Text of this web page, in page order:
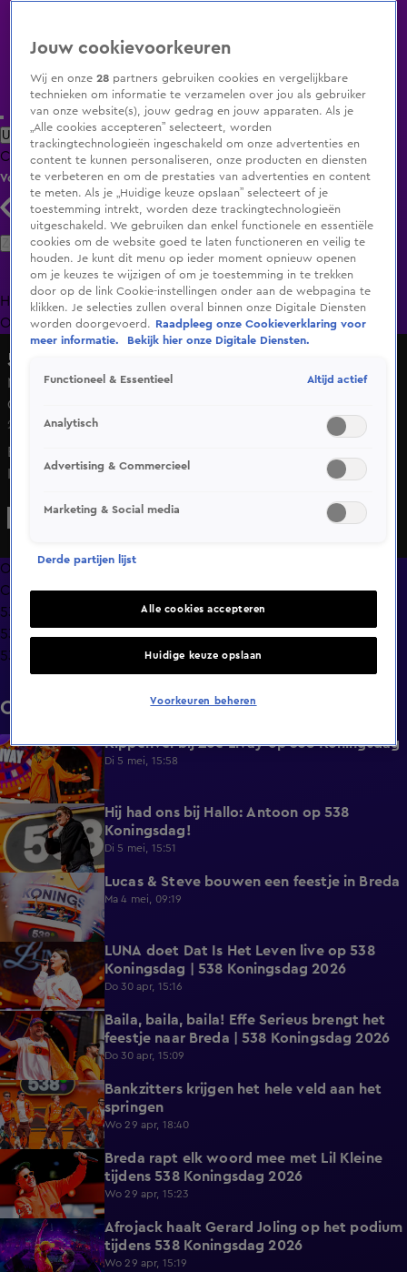
Uitzending Gemist Populaire programma's Zenders Genres
ClipsFilmsRadioSmart TV inlogShop
Volg KIJK
Zoeken
HomeUitzending Gemist Programma's De Bondgenoten
OranjezomerLivestreamsShop
538 Koningsdag
Magisch moment: Davina Michelle’s stem galmt over het
Chasséveld!
27 apr 2025, 16:31
Ervaar het magische moment van Davina Michelle op 538
Koningsdag! Haar betoverende stem zorgde voor
haar indrukwekkende optreden nu op 538.nl!
Overzicht
Clips
538 Koningsdag 2026
538 Koningsdag 2025
538 Koningsdag 2024
Clips
3:01 Kippenvel bij Zoë Livay op 538 Koningsdag
Di 5 mei, 15:58
6:06
Hij had ons bij Hallo: Antoon op 538
Koningsdag!
Di 5 mei, 15:51
20:00 Lucas & Steve bouwen een feestje in Breda
Ma 4 mei, 09:19
3:21
LUNA doet Dat Is Het Leven live op 538
Koningsdag | 538 Koningsdag 2026
Do 30 apr, 15:16
11:57
Baila, baila, baila! Effe Serieus brengt het
feestje naar Breda | 538 Koningsdag 2026
Do 30 apr, 15:09
10:15
Bankzitters krijgen het hele veld aan het
springen
Wo 29 apr, 18:40
19:33
Breda rapt elk woord mee met Lil Kleine
tijdens 538 Koningsdag 2026
Wo 29 apr, 15:23
7:06
Afrojack haalt Gerard Joling op het podium
tijdens 538 Koningsdag 2026
Wo 29 apr, 15:19
Jouw cookievoorkeuren
Wij en onze28 partners gebruiken cookies en vergelijkbare
technieken om informatie te verzamelen over jou als gebruiker
van onze website(s), jouw gedrag en jouw apparaten. Als je
„Alle cookies accepteren” selecteert, worden
trackingtechnologieën ingeschakeld om onze advertenties en
content te kunnen personaliseren, onze producten en diensten
te verbeteren en om de prestaties van advertenties en content
te meten. Als je „Huidige keuze opslaan” selecteert of je
toestemming intrekt, worden deze trackingtechnologieën
uitgeschakeld. We gebruiken dan enkel functionele en essentiële
cookies om de website goed te laten functioneren en veilig te
houden. Je kunt dit menu op ieder moment opnieuw openen
om je keuzes te wijzigen of om je toestemming in te trekken
door op de link Cookie-instellingen onder aan de webpagina te
klikken. Je selecties zullen overal binnen onze Digitale Diensten
worden doorgevoerd.
Raadpleeg onze Cookieverklaring voor
meer informatie.
Bekijk hier onze Digitale Diensten.
Functioneel & Essentieel Altijd actief
Analytisch
Advertising & Commercieel
Marketing & Social media
Derde partijen lijst
Alle cookies accepteren
Huidige keuze opslaan
Voorkeuren beheren